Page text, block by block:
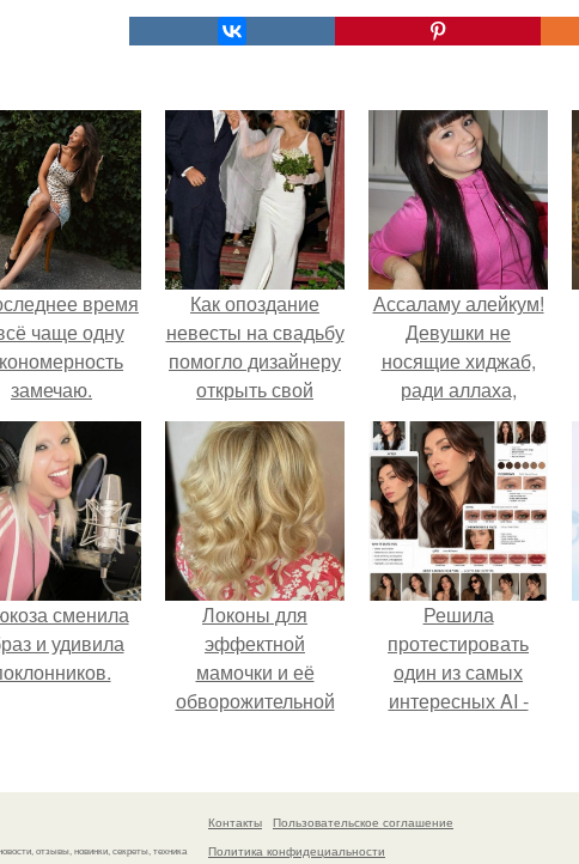
время
чаще одну
замечаю.
Как опоздание
невесты на свадьбу
помогло дизайнеру
открыть свой
бренд.
Ассаламу алейкум!
Девушки не
носящие хиджаб,
ради аллаха,
потратьте пару
минут на прочтение
этой статьи!
сменила
и удивила
Локоны для
эффектной
мамочки и её
обворожительной
Решила
протестировать
один из самых
интересных AI -
отзывы, новинки, секреты, техника
Контакты
Пользовательское соглашение
Политика конфидециальности